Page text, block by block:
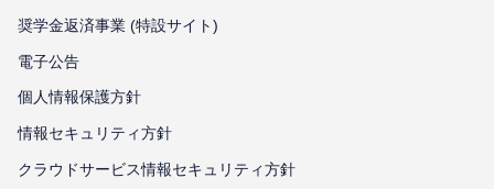
奨学金返済事業 (特設サイト)
電子公告
個⼈情報保護⽅針
情報セキュリティ⽅針
クラウドサービス情報セキュリティ方針